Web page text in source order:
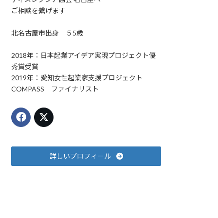
ご相談を繋げます
北名古屋市出身 ５5歳
2018年：日本起業アイデア実現プロジェクト優
秀賞受賞
2019年：愛知女性起業家支援プロジェクト
COMPASS ファイナリスト
詳しいプロフィール